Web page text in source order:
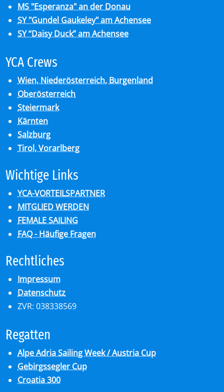
MS "Esperanza" an der Donau
SY "Gundel Gaukeley" am Achensee
SY “Daisy Duck” am Achensee
YCA Crews
Wien, Niederösterreich, Burgenland
Oberösterreich
Steiermark
Kärnten
Salzburg
Tirol, Vorarlberg
Wich­ti­ge Links
YCA-VORTEILSPARTNER
MITGLIED WERDEN
FEMALE SAILING
FAQ - Häufige Fragen
Recht­li­ches
Impressum
Datenschutz
ZVR: 038338569
Re­gat­ten
Alpe Adria Sailing Week / Austria Cup
Gebirgssegler Cup
Croatia 300